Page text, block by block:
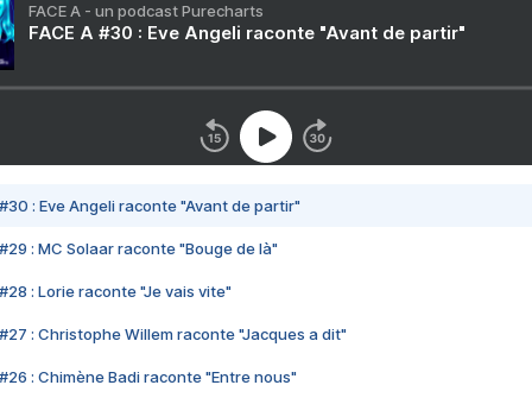
FACE A - un podcast Purecharts
FACE A #30 : Eve Angeli raconte "Avant de partir"
#30 : Eve Angeli raconte "Avant de partir"
#29 : MC Solaar raconte "Bouge de là"
#28 : Lorie raconte "Je vais vite"
#27 : Christophe Willem raconte "Jacques a dit"
#26 : Chimène Badi raconte "Entre nous"